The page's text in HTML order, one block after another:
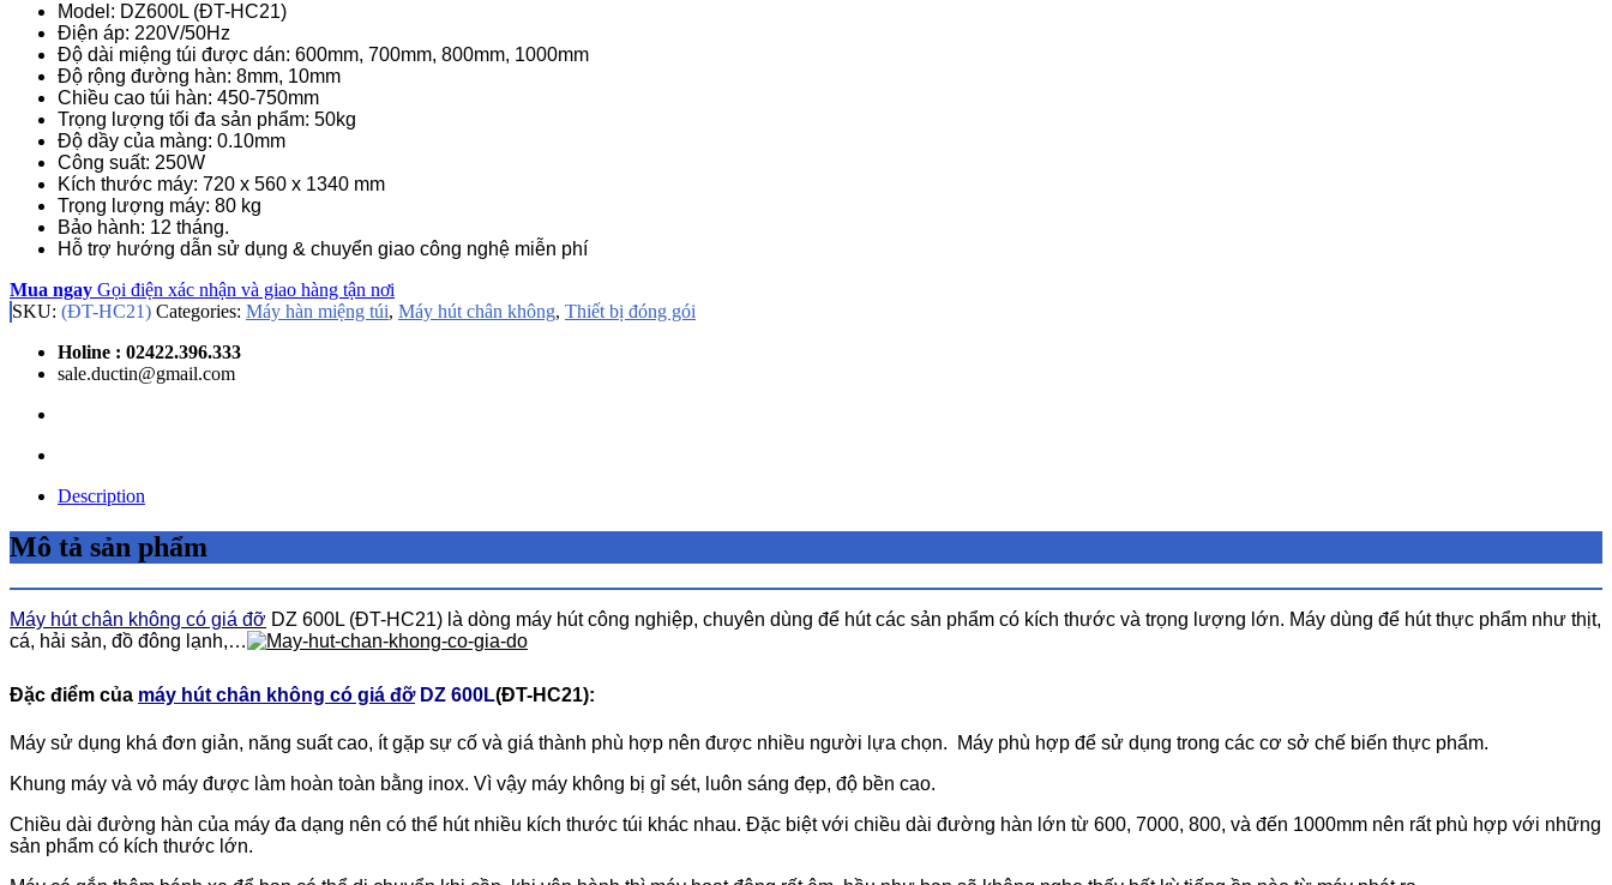
Model: DZ600L (ĐT-HC21)
Điện áp: 220V/50Hz
Độ dài miệng túi được dán: 600mm, 700mm, 800mm, 1000mm
Độ rộng đường hàn: 8mm, 10mm
Chiều cao túi hàn: 450-750mm
Trọng lượng tối đa sản phẩm: 50kg
Độ dầy của màng: 0.10mm
Công suất: 250W
Kích thước máy: 720 x 560 x 1340 mm
Trọng lượng máy: 80 kg
Bảo hành: 12 tháng.
Hỗ trợ hướng dẫn sử dụng & chuyển giao công nghệ miễn phí
Mua ngay Gọi điện xác nhận và giao hàng tận nơi
SKU: (ĐT-HC21) Categories: Máy hàn miệng túi, Máy hút chân không, Thiết bị đóng gói
Holine : 02422.396.333
sale.ductin@gmail.com
Description
Mô tả sản phẩm
Máy hút chân không có giá đỡ DZ 600L (ĐT-HC21) là dòng máy hút công nghiệp, chuyên dùng để hút các sản phẩm có kích thước và trọng lượng lớn. Máy dùng để hút thực phẩm như thịt,
cá, hải sản, đồ đông lạnh,…
Đặc điểm của máy hút chân không có giá đỡDZ 600L(ĐT-HC21):
Máy sử dụng khá đơn giản, năng suất cao, ít gặp sự cố và giá thành phù hợp nên được nhiều người lựa chọn. Máy phù hợp để sử dụng trong các cơ sở chế biến thực phẩm.
Khung máy và vỏ máy được làm hoàn toàn bằng inox. Vì vậy máy không bị gỉ sét, luôn sáng đẹp, độ bền cao.
Chiều dài đường hàn của máy đa dạng nên có thể hút nhiều kích thước túi khác nhau. Đặc biệt với chiều dài đường hàn lớn từ 600, 7000, 800, và đến 1000mm nên rất phù hợp với những
sản phẩm có kích thước lớn.